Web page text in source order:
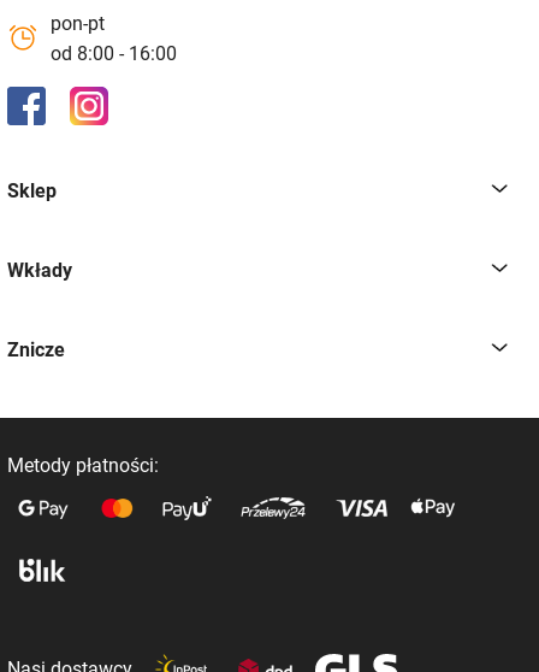
pon-pt
od 8:00 - 16:00
Sklep
Wkłady
Znicze
Metody płatności: